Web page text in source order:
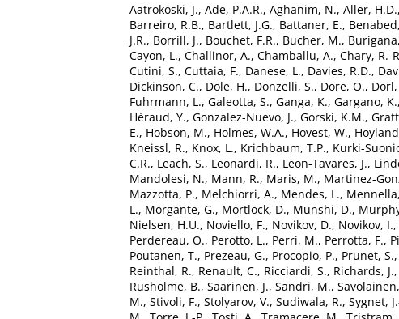
Aatrokoski, J., Ade, P.A.R., Aghanim, N., Aller, H.D.,
Barreiro, R.B., Bartlett, J.G., Battaner, E.,
J.R., Borrill, J., Bouchet, F.R., Bucher, M.,
Cayon, L., Challinor, A., Chamballu, A., Chary, R.-
Cutini, S., Cuttaia, F., Danese, L., Davies, R.D.,
Dickinson, C., Dole, H., Donzelli, S., Dore, O.,
Fuhrmann, L., Galeotta, S., Ganga, K., Gargano, K.,
Héraud, Y., Gonzalez-Nuevo, J., Gorski, K.M.,
E., Hobson, M., Holmes, W.A., Hovest, W.,
Kneissl, R., Knox, L., Krichbaum, T.P., Kurki-
C.R., Leach, S., Leonardi, R., Leon-Tavares, J.,
Mandolesi, N., Mann, R., Maris, M., Martinez-
Mazzotta, P., Melchiorri, A., Mendes, L.,
L., Morgante, G., Mortlock, D., Munshi, D.,
Nielsen, H.U., Noviello, F., Novikov, D., Novikov, I.,
Perdereau, O., Perotto, L., Perri, M., Perrotta, F.,
Poutanen, T., Prezeau, G., Procopio, P., Prunet, S.,
Reinthal, R., Renault, C., Ricciardi, S., Richards, J.,
Rusholme, B., Saarinen, J., Sandri, M.,
M., Stivoli, F., Stolyarov, V., Sudiwala, R., Sygnet,